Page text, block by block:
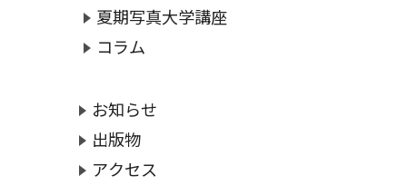
夏期写真大学講座
コラム
お知らせ
出版物
アクセス